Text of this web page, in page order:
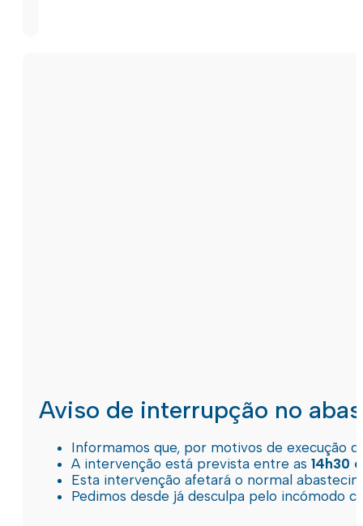
Aviso de interrupção no
Informamos que, por motivos de execução
A intervenção está prevista entre as 14h30
Esta intervenção afetará o normal
Pedimos desde já desculpa pelo incómodo